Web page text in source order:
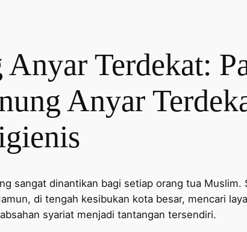
Terdekat:
Anyar
sangat dinantikan bagi setiap orang tua
di tengah kesibukan kota besar, mencari
syariat menjadi tantangan tersendiri.